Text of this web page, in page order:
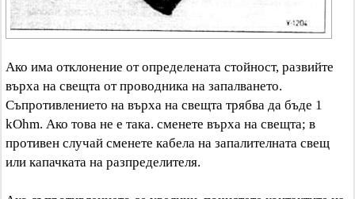
Ако има отклонение от определената стойност, развийте
върха на свещта от проводника на запалването.
Съпротивлението на върха на свещта трябва да бъде 1
kOhm. Ако това не е така. сменете върха на свещта; в
противен случай сменете кабела на запалителната свещ
или капачката на разпределителя.